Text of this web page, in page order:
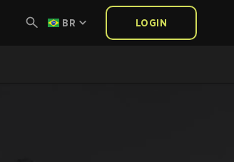
BR LOGIN